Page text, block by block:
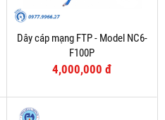
Dây cáp mạng FTP - Model NC6-
F100P
4,000,000 đ